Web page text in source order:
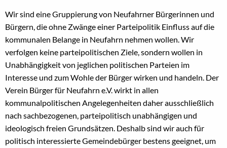
Wir sind eine Gruppierung von Neufahrner Bürgerinnen und
Bürgern, die ohne Zwänge einer Parteipolitik Einfluss auf die
kommunalen Belange in Neufahrn nehmen wollen. Wir
verfolgen keine parteipolitischen Ziele, sondern wollen in
Unabhängigkeit von jeglichen politischen Parteien im
Interesse und zum Wohle der Bürger wirken und handeln. Der
Verein Bürger für Neufahrn e.V. wirkt in allen
kommunalpolitischen Angelegenheiten daher ausschließlich
nach sachbezogenen, parteipolitisch unabhängigen und
ideologisch freien Grundsätzen. Deshalb sind wir auch für
politisch interessierte Gemeindebürger bestens geeignet, um